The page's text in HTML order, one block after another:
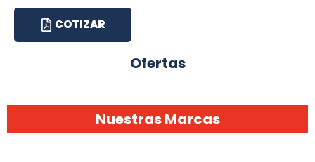
COTIZAR
Ofertas
Nuestras Marcas